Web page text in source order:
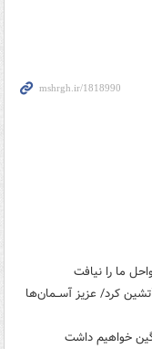
ما را نیافت
کرد/ عزیز آســمان‌ها
خواهیم داشت